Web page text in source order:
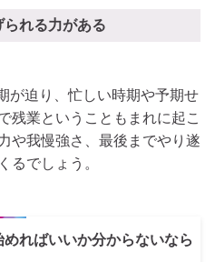
れる力がある
が迫り、忙しい時期や予期せ
残業ということもまれに起こ
や我慢強さ、最後までやり遂
るでしょう。
ればいいか分からないなら